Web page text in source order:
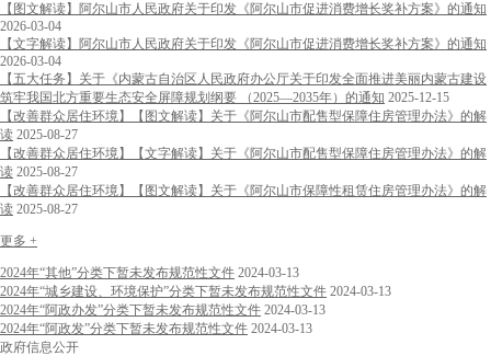
【图文解读】阿尔山市人民政府关于印发《阿尔山市促进消费增长奖补方案》的通知
2026-03-04
【文字解读】阿尔山市人民政府关于印发《阿尔山市促进消费增长奖补方案》的通知
2026-03-04
【五大任务】关于《内蒙古自治区人民政府办公厅关于印发全面推进美丽内蒙古建设
筑牢我国北方重要生态安全屏障规划纲要 （2025—2035年）的通知 2025-12-15
【改善群众居住环境】【图文解读】关于《阿尔山市配售型保障住房管理办法》的解
读 2025-08-27
【改善群众居住环境】【文字解读】关于《阿尔山市配售型保障住房管理办法》的解
读 2025-08-27
【改善群众居住环境】【图文解读】关于《阿尔山市保障性租赁住房管理办法》的解
读 2025-08-27
更多 +
2024年“其他”分类下暂未发布规范性文件 2024-03-13
2024年“城乡建设、环境保护”分类下暂未发布规范性文件 2024-03-13
2024年“阿政办发”分类下暂未发布规范性文件 2024-03-13
2024年“阿政发”分类下暂未发布规范性文件 2024-03-13
政府信息公开